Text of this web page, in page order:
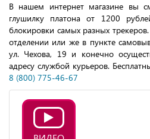
В нашем интернет магазине вы
глушилку платона от 1200
блокировки самых разных
отделении или же в пункте
ул. Чехова, 19 и конечно
адресу службой курьеров.
8 (800) 775-46-67